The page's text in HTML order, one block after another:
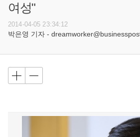
여성"
2014-04-05 23:34:12
박은영 기자 -